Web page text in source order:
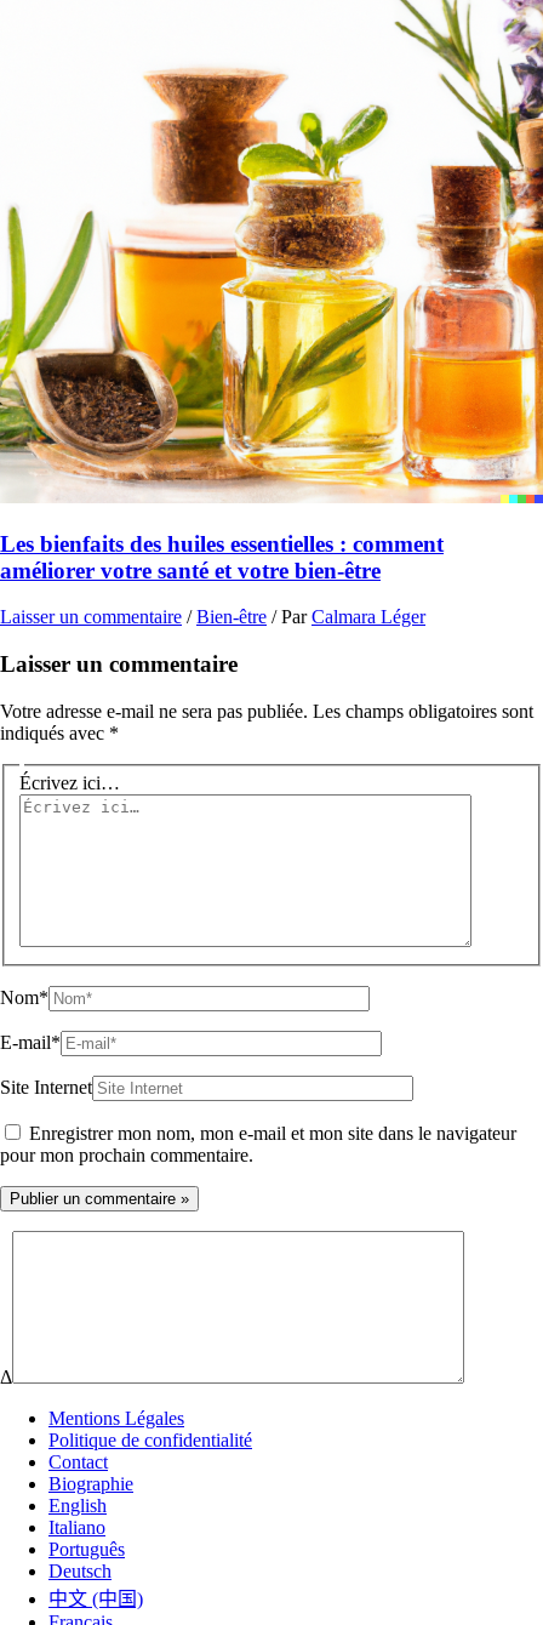
Les bienfaits des huiles essentielles : comment
améliorer votre santé et votre bien-être
Laisser un commentaire /Bien-être / ParCalmara Léger
Laisser un commentaire
Votre adresse e-mail ne sera pas publiée. Les champs obligatoires sont
indiqués avec *
Écrivez ici…
Nom*
E-mail*
Site Internet
Enregistrer mon nom, mon e-mail et mon site dans le navigateur
pour mon prochain commentaire.
Δ
Mentions Légales
Politique de confidentialité
Contact
Biographie
English
Italiano
Português
Deutsch
中文 (中国)